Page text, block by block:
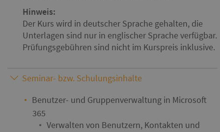
Hinweis:
Der Kurs wird in deutscher Sprache gehalten, die
Unterlagen sind nur in englischer Sprache verfügbar.
Prüfungsgebühren sind nicht im Kurspreis inklusive.
Seminar- bzw. Schulungsinhalte
Benutzer- und Gruppenverwaltung in Microsoft
365
Verwalten von Benutzern, Kontakten und